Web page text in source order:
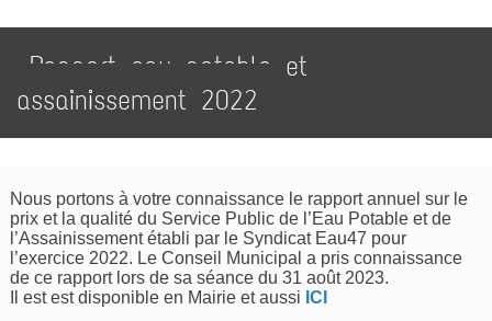
Rapport eau potable et
assainissement 2022
Nous portons à votre connaissance le rapport annuel sur le
prix et la qualité du Service Public de l’Eau Potable et de
l’Assainissement établi par le Syndicat Eau47 pour
l’exercice 2022. Le Conseil Municipal a pris connaissance
de ce rapport lors de sa séance du 31 août 2023.
Il est est disponible en Mairie et aussi ICI